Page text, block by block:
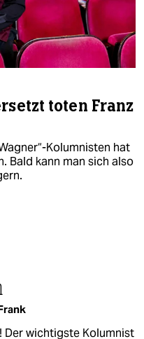
toten Franz
Kolumnisten hat
Bald kann man sich also
Der wichtigste Kolumnist